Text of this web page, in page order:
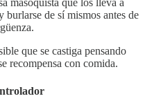
masoquista que los lleva a
de sí mismos antes de
que se castiga pensando
recompensa con comida.